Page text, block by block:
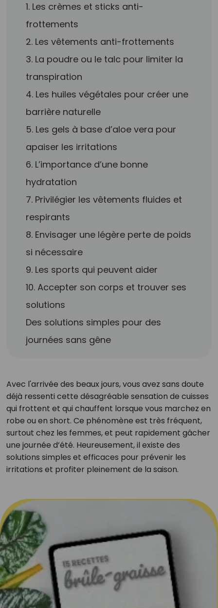
1. Les crèmes et sticks anti-
frottements
2. Les vêtements anti-frottements
3. La poudre ou le talc pour limiter la
transpiration
4. Les huiles végétales pour créer une
barrière naturelle
5. Les gels à base d’aloe vera pour
apaiser les irritations
6. L’importance d’une bonne
hydratation
7. Privilégier les vêtements fluides et
respirants
8. Envisager une légère perte de poids
si nécessaire
9. Les sports qui peuvent aider
10. Accepter son corps et trouver ses
solutions
Des solutions simples pour des
journées sans gêne
Avec l'arrivée des beaux jours, vous avez sans doute
déjà ressenti cette désagréable sensation de cuisses
qui frottent et qui chauffent lorsque vous marchez en
robe ou en short. Ce phénomène est très fréquent,
surtout chez les femmes, et peut rapidement gâcher
une journée d’été. Heureusement, il existe des
solutions simples et efficaces pour prévenir les
irritations et profiter pleinement de la saison.